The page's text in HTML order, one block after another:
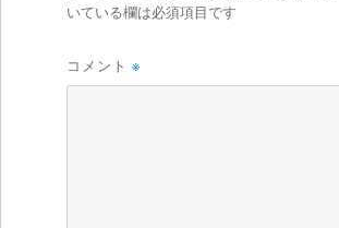
いている欄は必須項目です
コメント ※